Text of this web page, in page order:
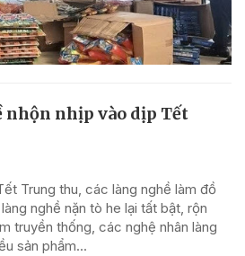
nhịp vào dịp Tết
Trung thu, các làng nghề làm đồ
nghề nặn tò he lại tất bật, rộn
truyền thống, các nghệ nhân làng
sản phẩm...